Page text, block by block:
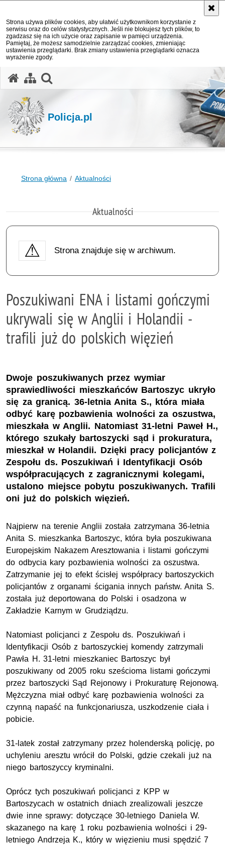
Strona używa plików cookies, aby ułatwić użytkownikom korzystanie z
serwisu oraz do celów statystycznych. Jeśli nie blokujesz tych plików, to
zgadzasz się na ich użycie oraz zapisanie w pamięci urządzenia.
Pamiętaj, że możesz samodzielnie zarządzać cookies, zmieniając
ustawienia przeglądarki. Brak zmiany ustawienia przeglądarki oznacza
wyrażenie zgody.
Policja.pl
Strona główna Aktualności
Aktualności
Strona znajduje się w archiwum.
Poszukiwani ENA i listami gończymi
ukrywali się w Anglii i Holandii -
trafili już do polskich więzień
Dwoje poszukiwanych przez wymiar
sprawiedliwości mieszkańców Bartoszyc ukryło
się za granicą. 36-letnia Anita S., która miała
odbyć karę pozbawienia wolności za oszustwa,
mieszkała w Anglii. Natomiast 31-letni Paweł H.,
którego szukały bartoszycki sąd i prokuratura,
mieszkał w Holandii. Dzięki pracy policjantów z
Zespołu ds. Poszukiwań i Identyfikacji Osób
współpracujących z zagranicznymi kolegami,
ustalono miejsce pobytu poszukiwanych. Trafili
oni już do polskich więzień.
Najpierw na terenie Anglii została zatrzymana 36-letnia
Anita S. mieszkanka Bartoszyc, która była poszukiwana
Europejskim Nakazem Aresztowania i listami gończymi
do odbycia kary pozbawienia wolności za oszustwa.
Zatrzymanie jej to efekt ścisłej współpracy bartoszyckich
policjantów z organami ścigania innych państw. Anita S.
została już deportowana do Polski i osadzona w
Zakładzie Karnym w Grudziądzu.
Natomiast policjanci z Zespołu ds. Poszukiwań i
Identyfikacji Osób z bartoszyckiej komendy zatrzymali
Pawła H. 31-letni mieszkaniec Bartoszyc był
poszukiwany od 2005 roku sześcioma listami gończymi
przez bartoszycki Sąd Rejonowy i Prokuraturę Rejonową.
Mężczyzna miał odbyć karę pozbawienia wolności za
czynną napaść na funkcjonariusza, uszkodzenie ciała i
pobicie.
31-latek został zatrzymany przez holenderską policję, po
uchyleniu aresztu wrócił do Polski, gdzie czekali już na
niego bartoszyccy kryminalni.
Oprócz tych poszukiwań policjanci z KPP w
Bartoszycach w ostatnich dniach zrealizowali jeszcze
dwie inne sprawy: dotyczące 30-letniego Daniela W.
skazanego na karę 1 roku pozbawienia wolności i 29-
letniego Andrzeja K., który w więzieniu musi spędzić 7